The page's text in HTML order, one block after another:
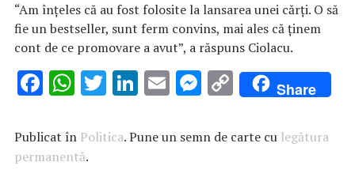
“Am înţeles că au fost folosite la lansarea unei cărţi. O să
fie un bestseller, sunt ferm convins, mai ales că ţinem
cont de ce promovare a avut”, a răspuns Ciolacu.
F
e
b
W
at
s
T
it
Li
k
E
ai
M
se
C
o
p
Share
Publicat în Politica. Pune un semn de carte cu legătura
permanentă.